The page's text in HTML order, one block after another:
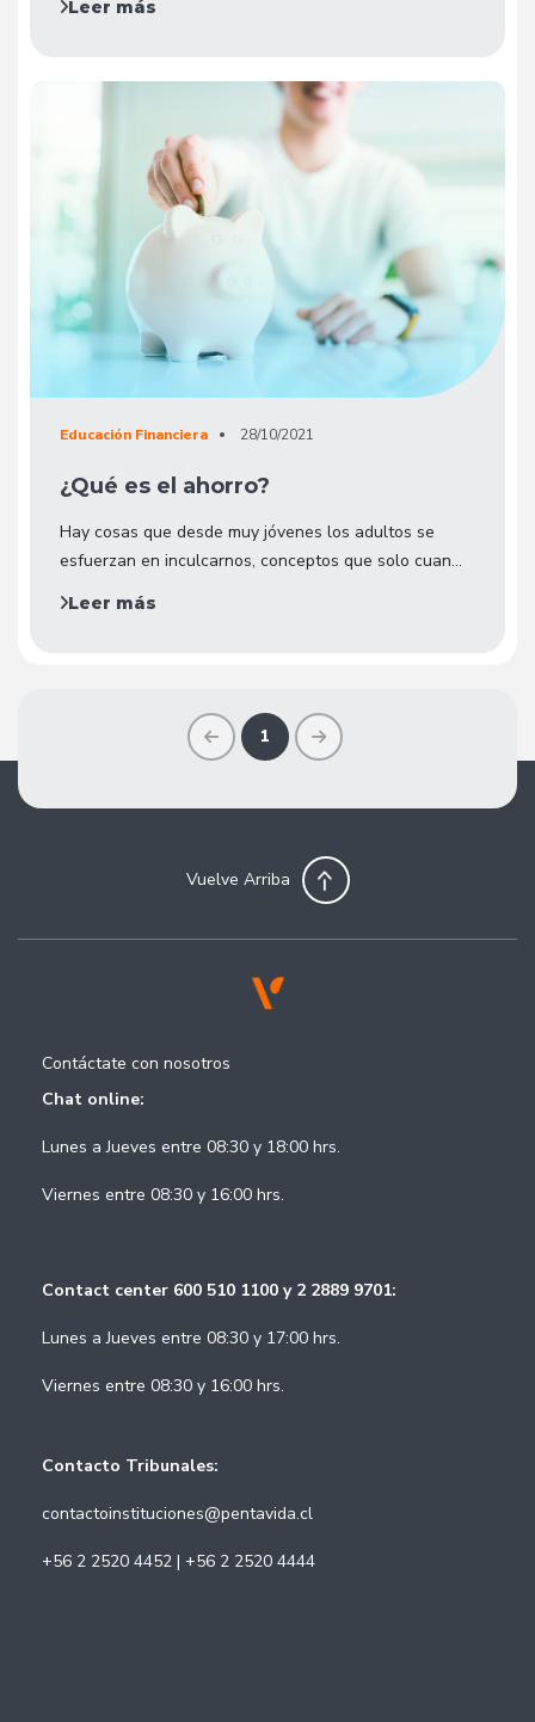
Leer más
Educación Financiera 28/10/2021
¿Qué es el ahorro?
Hay cosas que desde muy jóvenes los adultos se
esfuerzan en inculcarnos, conceptos que solo cuan...
Leer más
1
Vuelve Arriba
Contáctate con nosotros
Chat online:
Lunes a Jueves entre 08:30 y 18:00 hrs.
Viernes entre 08:30 y 16:00 hrs.
Contact center 600 510 1100 y 2 2889 9701:
Lunes a Jueves entre 08:30 y 17:00 hrs.
Viernes entre 08:30 y 16:00 hrs.
Contacto Tribunales:
contactoinstituciones@pentavida.cl
+56 2 2520 4452 | +56 2 2520 4444